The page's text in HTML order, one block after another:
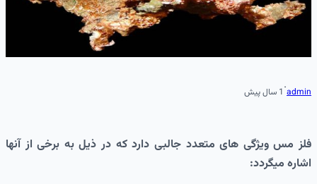
admin
·1 سال پیش
فلز مس ویژگی های متعدد جالبی دارد که در ذیل به برخی از آنها
اشاره میگردد: